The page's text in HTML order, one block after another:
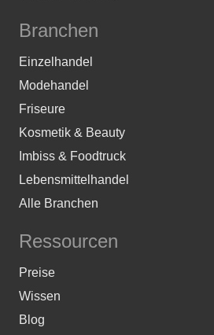
Branchen
Einzelhandel
Modehandel
Friseure
Kosmetik & Beauty
Imbiss & Foodtruck
Lebensmittelhandel
Alle Branchen
Ressourcen
Preise
Wissen
Blog